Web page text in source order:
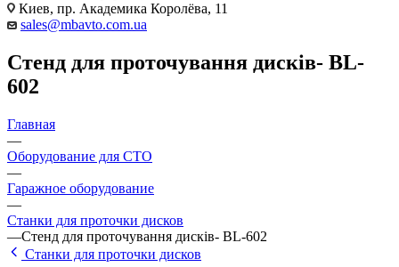
Киев, пр. Академика Королёва, 11
sales@mbavto.com.ua
Стенд для проточування дисків- BL-
602
Главная
—
Оборудование для СТО
—
Гаражное оборудование
—
Станки для проточки дисков
—Стенд для проточування дисків- BL-602
Станки для проточки дисков